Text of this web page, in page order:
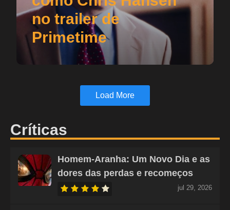
no trailer de
Primetime
Load More
Críticas
Homem-Aranha: Um Novo Dia e as
dores das perdas e recomeços
jul 29, 2026